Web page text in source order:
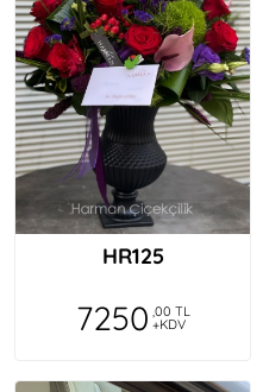
HR125
7250 ,00 TL
+KDV